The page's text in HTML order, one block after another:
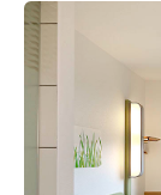
Ver detalhes